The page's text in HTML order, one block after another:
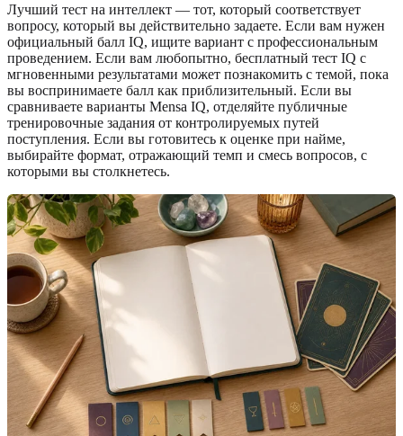
Лучший тест на интеллект — тот, который соответствует
вопросу, который вы действительно задаете. Если вам нужен
официальный балл IQ, ищите вариант с профессиональным
проведением. Если вам любопытно, бесплатный тест IQ с
мгновенными результатами может познакомить с темой, пока
вы воспринимаете балл как приблизительный. Если вы
сравниваете варианты Mensa IQ, отделяйте публичные
тренировочные задания от контролируемых путей
поступления. Если вы готовитесь к оценке при найме,
выбирайте формат, отражающий темп и смесь вопросов, с
которыми вы столкнетесь.